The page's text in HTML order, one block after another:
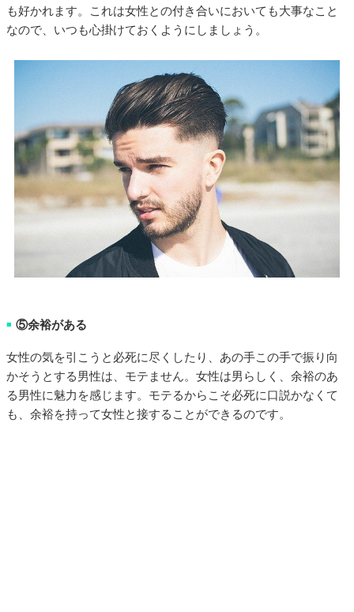
も好かれます。これは女性との付き合いにおいても大事なこと
なので、いつも心掛けておくようにしましょう。
■ ⑤余裕がある
女性の気を引こうと必死に尽くしたり、あの手この手で振り向
かそうとする男性は、モテません。女性は男らしく、余裕のあ
る男性に魅力を感じます。モテるからこそ必死に口説かなくて
も、余裕を持って女性と接することができるのです。